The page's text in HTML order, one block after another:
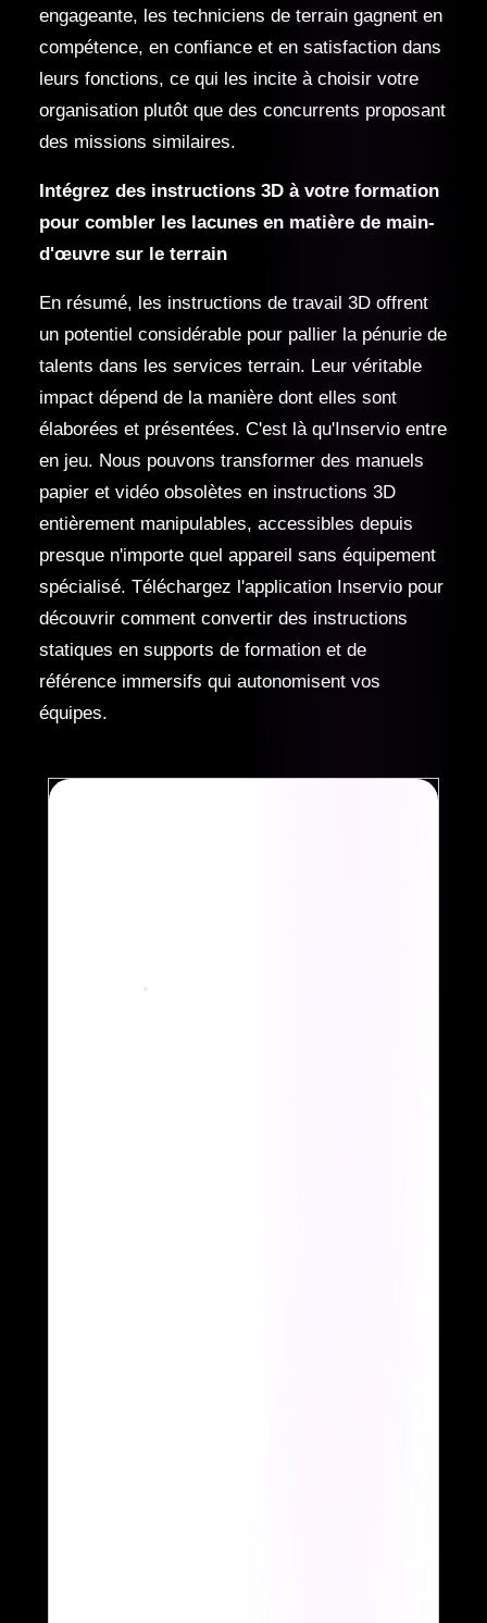
engageante, les techniciens de terrain gagnent en
compétence, en confiance et en satisfaction dans
leurs fonctions, ce qui les incite à choisir votre
organisation plutôt que des concurrents proposant
des missions similaires.
Intégrez des instructions 3D à votre formation
pour combler les lacunes en matière de main-
d'œuvre sur le terrain
En résumé, les instructions de travail 3D offrent
un potentiel considérable pour pallier la pénurie de
talents dans les services terrain. Leur véritable
impact dépend de la manière dont elles sont
élaborées et présentées. C'est là qu'Inservio entre
en jeu. Nous pouvons transformer des manuels
papier et vidéo obsolètes en instructions 3D
entièrement manipulables, accessibles depuis
presque n'importe quel appareil sans équipement
spécialisé. Téléchargez l'application Inservio pour
découvrir comment convertir des instructions
statiques en supports de formation et de
référence immersifs qui autonomisent vos
équipes.